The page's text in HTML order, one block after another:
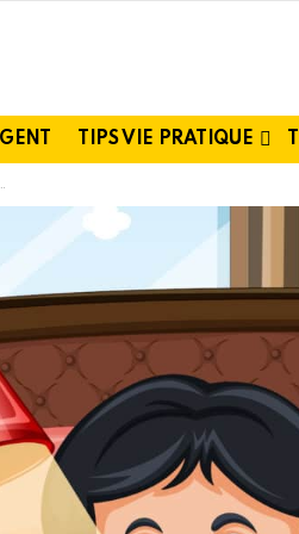
TIPS VIE PRATIQUE